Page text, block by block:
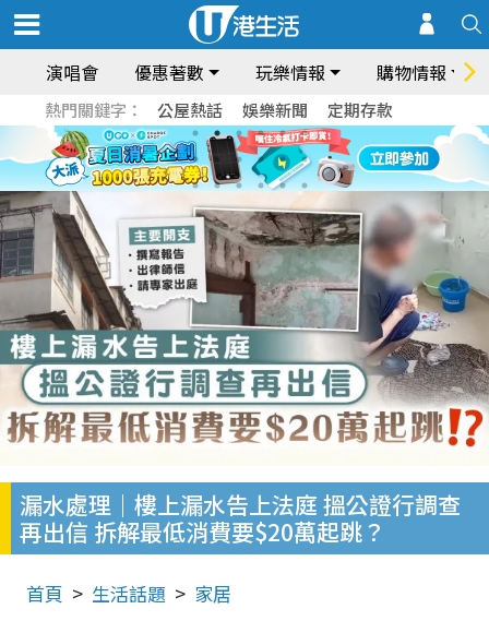
演唱會 優惠著數 玩樂情報 購物情報
熱門關鍵字： 公屋熱話 娛樂新聞 定期存款
漏水處理｜樓上漏水告上法庭 搵公證行調查
再出信 拆解最低消費要$20萬起跳？
首頁 生活話題 家居